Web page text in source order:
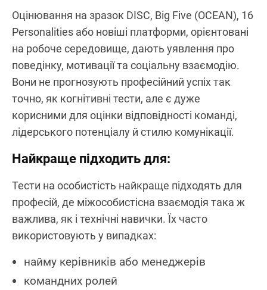
Оцінювання на зразок DISC, Big Five (OCEAN), 16
Personalities або новіші платформи, орієнтовані
на робоче середовище, дають уявлення про
поведінку, мотивації та соціальну взаємодію.
Вони не прогнозують професійний успіх так
точно, як когнітивні тести, але є дуже
корисними для оцінки відповідності команді,
лідерського потенціалу й стилю комунікації.
Найкраще підходить для:
Тести на особистість найкраще підходять для
професій, де міжособистісна взаємодія така ж
важлива, як і технічні навички. Їх часто
використовують у випадках:
найму керівників або менеджерів
командних ролей